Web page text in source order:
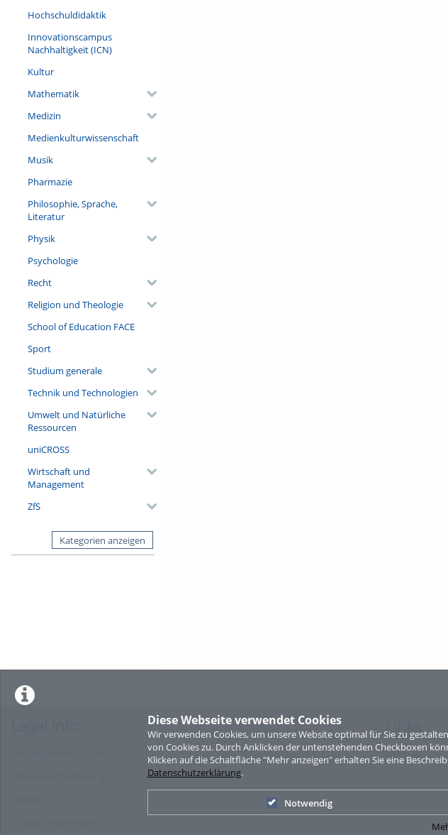
Diese Webseite verwendet Cookies
Wir verwenden Cookies, um unsere Website optimal für Sie zu
von Cookies zu. Durch Anklicken der untenstehenden Checkboxen
Klicken auf die Schaltfläche "Mehr anzeigen" erhalten Sie eine
Datenschutzerklärung.
Notwendig
Hochschuldidaktik
Innovationscampus
Nachhaltigkeit (ICN)
Kultur
Mathematik
Medizin
Medienkulturwissenschaft
Musik
Pharmazie
Philosophie, Sprache,
Literatur
Physik
Psychologie
Recht
Religion und Theologie
School of Education FACE
Sport
Studium generale
Technik und Technologien
Umwelt und Natürliche
Ressourcen
uniCROSS
Wirtschaft und
Management
ZfS
Kategorien anzeigen
Links
Sitemap